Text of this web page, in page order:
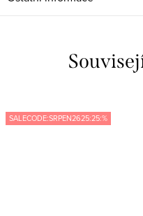
SALECODE:SRPEN2625:25:%